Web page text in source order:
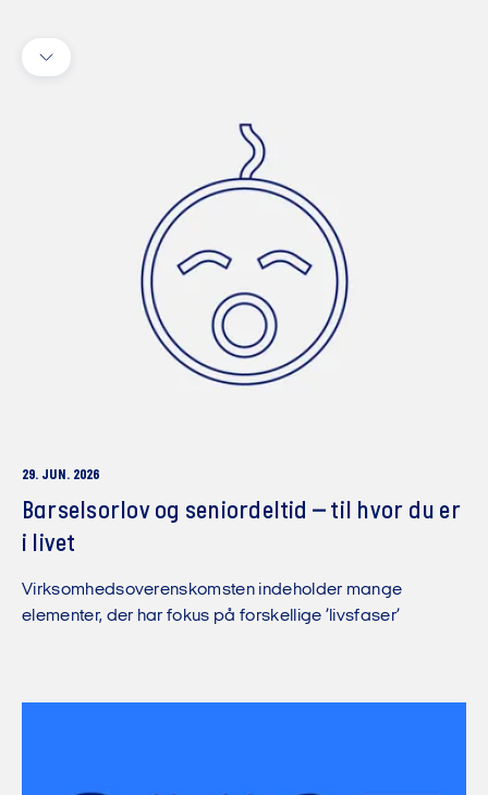
29. JUN. 2026
Barselsorlov og seniordeltid – til hvor du er
i livet
Virksomhedsoverenskomsten indeholder mange
elementer, der har fokus på forskellige ’livsfaser’